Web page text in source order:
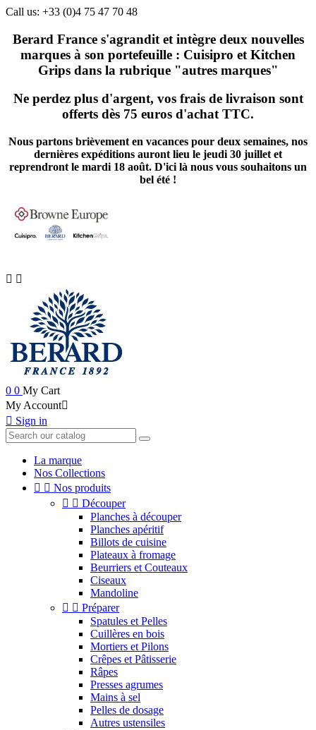
Call us: +33 (0)4 75 47 70 48
Berard France s'agrandit et intègre deux nouvelles
marques à son portefeuille : Cuisipro et Kitchen
Grips dans la rubrique "autres marques"
Ne perdez plus d'argent, vos frais de livraison sont
offerts dès 75 euros d'achat TTC.
Nous partons brièvement en vacances pour deux semaines, nos
dernières expéditions auront lieu le jeudi 30 juillet et
reprendront le mardi 18 août. D'ici là nous vous souhaitons un
bel été !
 
0 0 My Cart
My Account
 Sign in
La marque
Nos Collections
  Nos produits
  Découper
Planches à découper
Planches apéritif
Billots de cuisine
Plateaux à fromage
Beurriers et Couteaux
Ciseaux
Mandoline
  Préparer
Spatules et Pelles
Cuillères en bois
Mortiers et Pilons
Crêpes et Pâtisserie
Râpes
Presses agrumes
Mains à sel
Pelles de dosage
Autres ustensiles